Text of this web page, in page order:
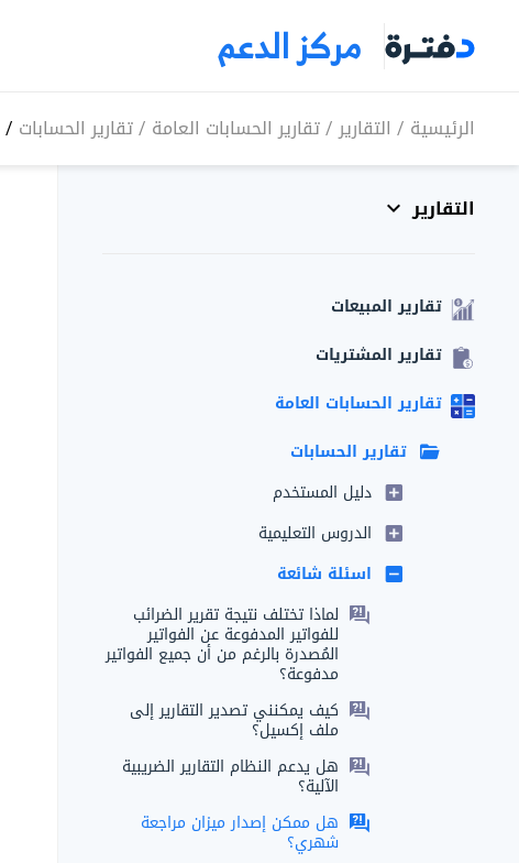
مركز الدعم
الرئيسية / التقارير/تقارير الحسابات العامة /تقارير الحسابات /
التقارير
تقارير المبيعات
تقارير المشتريات
تقارير الحسابات العامة
تقارير الحسابات
دليل المستخدم
الدروس التعليمية
اسئلة شائعة
لماذا تختلف نتيجة تقرير الضرائب
للفواتير المدفوعة عن الفواتير
المُصدرة بالرغم من أن جميع الفواتير
مدفوعة؟
كيف يمكنني تصدير التقارير إلى
ملف إكسيل؟
هل يدعم النظام التقارير الضريبية
الآلية؟
هل ممكن إصدار ميزان مراجعة
شهري؟